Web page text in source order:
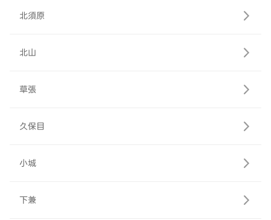
北須原
北山
草張
久保目
小城
下兼